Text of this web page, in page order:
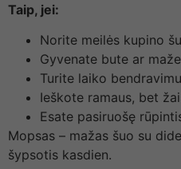
Taip, jei:
Norite meilės kupino
Gyvenate bute ar
Turite laiko
Ieškote ramaus, bet
Esate pasiruošę
Mopsas – mažas šuo su
šypsotis kasdien.